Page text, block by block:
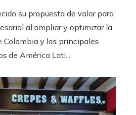
su propuesta de valor para
al ampliar y optimizar la
y los principales
de América Lati...